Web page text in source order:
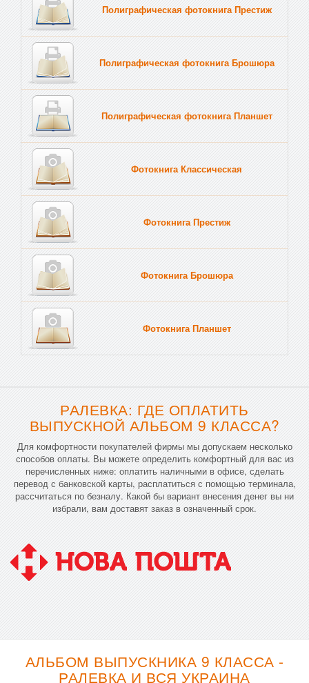
Полиграфическая фотокнига Престиж
Полиграфическая фотокнига Брошюра
Полиграфическая фотокнига Планшет
Фотокнига Классическая
Фотокнига Престиж
Фотокнига Брошюра
Фотокнига Планшет
РАЛЕВКА: ГДЕ ОПЛАТИТЬ
ВЫПУСКНОЙ АЛЬБОМ 9 КЛАССА?
Для комфортности покупателей фирмы мы допускаем несколько
способов оплаты. Вы можете определить комфортный для вас из
перечисленных ниже: оплатить наличными в офисе, сделать
перевод с банковской карты, расплатиться с помощью терминала,
рассчитаться по безналу. Какой бы вариант внесения денег вы ни
избрали, вам доставят заказ в означенный срок.
АЛЬБОМ ВЫПУСКНИКА 9 КЛАССА -
РАЛЕВКА И ВСЯ УКРАИНА